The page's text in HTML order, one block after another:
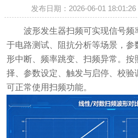
发布日期：2026-06-01
波形发生器扫频可实现信号频
于电路测试、阻抗分析等场景，参
形中断、频率跳变、扫频异常。按
择、参数设定、触发与启停、校验
可正常使用扫频功能。